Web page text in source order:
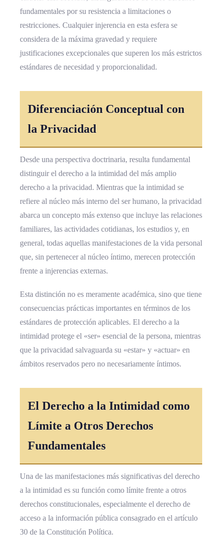
fundamentales por su resistencia a limitaciones o
restricciones. Cualquier injerencia en esta esfera se
considera de la máxima gravedad y requiere
justificaciones excepcionales que superen los más estrictos
estándares de necesidad y proporcionalidad.
Diferenciación Conceptual con
la Privacidad
Desde una perspectiva doctrinaria, resulta fundamental
distinguir el derecho a la intimidad del más amplio
derecho a la privacidad. Mientras que la intimidad se
refiere al núcleo más interno del ser humano, la privacidad
abarca un concepto más extenso que incluye las relaciones
familiares, las actividades cotidianas, los estudios y, en
general, todas aquellas manifestaciones de la vida personal
que, sin pertenecer al núcleo íntimo, merecen protección
frente a injerencias externas.
Esta distinción no es meramente académica, sino que tiene
consecuencias prácticas importantes en términos de los
estándares de protección aplicables. El derecho a la
intimidad protege el «ser» esencial de la persona, mientras
que la privacidad salvaguarda su «estar» y «actuar» en
ámbitos reservados pero no necesariamente íntimos.
El Derecho a la Intimidad como
Límite a Otros Derechos
Fundamentales
Una de las manifestaciones más significativas del derecho
a la intimidad es su función como límite frente a otros
derechos constitucionales, especialmente el derecho de
acceso a la información pública consagrado en el artículo
30 de la Constitución Política.